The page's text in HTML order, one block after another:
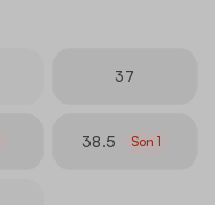
37
38.5 Son 1